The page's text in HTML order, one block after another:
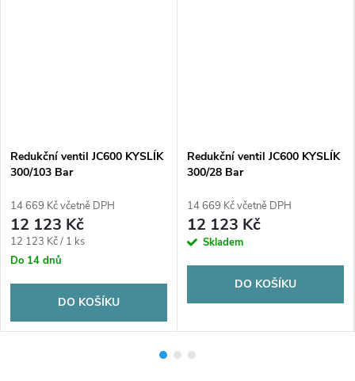
Redukční ventil JC600 KYSLÍK
300/103 Bar
14 669 Kč včetně DPH
12 123 Kč
Měrná
cena:
12 123 Kč / 1 ks
Do 14 dnů
DO KOŠÍKU
Redukční ventil JC600 KYSLÍK
300/28 Bar
14 669 Kč včetně DPH
12 123 Kč
Skladem
DO KOŠÍKU